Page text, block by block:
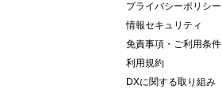
プライバシーポリシー
情報セキュリティ
免責事項・ご利用条件
利用規約
DXに関する取り組み